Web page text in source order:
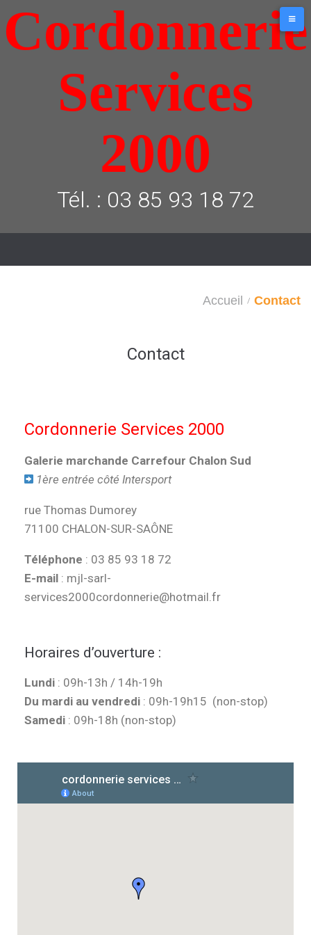
Cordonnerie
Services
2000
Tél. : 03 85 93 18 72
Accueil / Contact
Contact
Cordonnerie Services 2000
Galerie marchande Carrefour Chalon Sud
1ère entrée côté Intersport
rue Thomas Dumorey
71100 CHALON-SUR-SAÔNE
Téléphone : 03 85 93 18 72
E-mail : mjl-sarl-
services2000cordonnerie@hotmail.fr
Horaires d’ouverture :
Lundi : 09h-13h / 14h-19h
Du mardi au vendredi : 09h-19h15 (non-stop)
Samedi : 09h-18h (non-stop)